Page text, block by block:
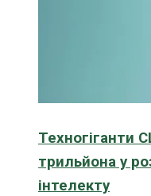
Техногіганти
трильйона у
інтелекту